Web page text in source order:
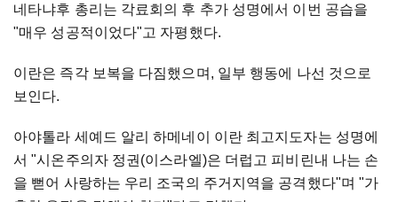
네타냐후 총리는 각료회의 후 추가 성명에서 이번 공습을
"매우 성공적이었다"고 자평했다.
이란은 즉각 보복을 다짐했으며, 일부 행동에 나선 것으로
보인다.
아야톨라 세예드 알리 하메네이 이란 최고지도자는 성명에
서 "시온주의자 정권(이스라엘)은 더럽고 피비린내 나는 손
을 뻗어 사랑하는 우리 조국의 주거지역을 공격했다"며 "가